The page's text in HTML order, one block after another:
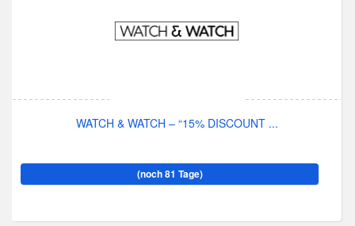
WATCH & WATCH – “15% DISCOUNT ...
(noch 81 Tage)